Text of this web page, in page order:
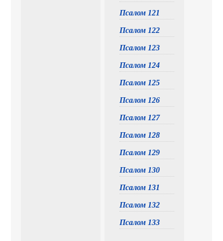
Псалом 121
Псалом 122
Псалом 123
Псалом 124
Псалом 125
Псалом 126
Псалом 127
Псалом 128
Псалом 129
Псалом 130
Псалом 131
Псалом 132
Псалом 133